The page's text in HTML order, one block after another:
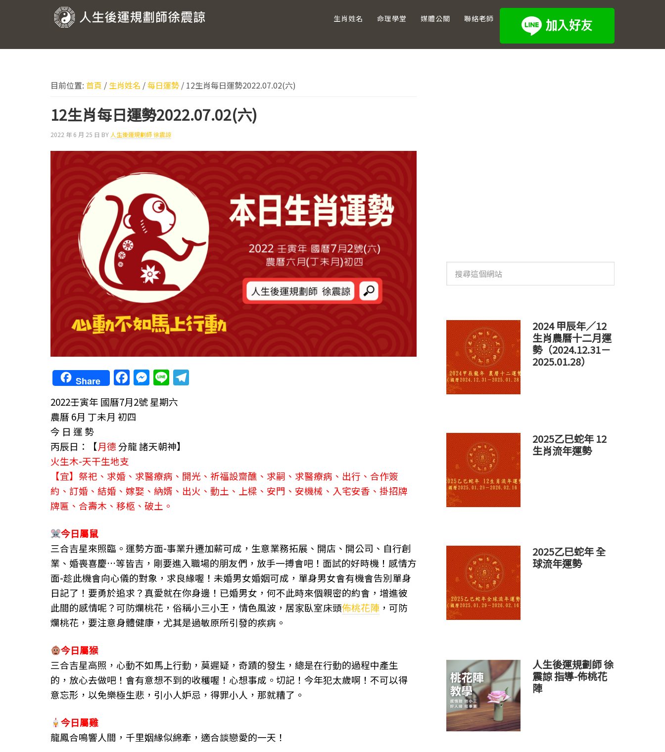
生
運
劃
師
徐
生肖姓名 命理學堂 媒體公關 聯絡老師
目前位置: 首頁 / 生肖姓名 /每日運勢 / 12生肖每日運勢2022.07.02(六)
12生肖每日運勢2022.07.02(六)
2022 年 6 月 25 日 BY 人生後運規劃師 徐震諒
Share F
a
c
e
b
o
o
k
M
e
ss
n
g
er
Li
n
e
2022壬寅年 國曆7月2號 星期六
農曆 6月 丁未月 初四
今 日 運 勢
丙辰日：【月德分龍諸天朝神】
火生木-天干生地支
【宜】祭祀、求婚、求醫療病、開光、祈福設齋醮、求嗣、求醫療病、出行、合作簽
約、訂婚、結婚、嫁娶、納婿、出火、動土、上樑、安門、安機械、入宅安香、掛招牌
牌匾、合壽木、移柩、破土。
今日屬鼠
三合吉星來照臨。 運勢方面-事業升遷加薪可成，生意業務拓展、開店、開公司、自行創
業、婚喪喜慶…等皆吉，剛要進入職場的朋友們，放手一搏會吧！面試的好時機！ 感情方
面-趁此機會向心儀的對象，求良緣喔！未婚男女婚姻可成，單身男女會有機會告別單身
日記了！要勇於追求？真愛就在你身邊！已婚男女，何不此時來個親密的約會，增進彼
此間的感情呢？可防爛桃花，俗稱小三小王，情色風波，居家臥室床頭佈桃花陣 ，可防
爛桃花，要注意身體健康，尤其是過敏原所引發的疾病。
今日屬猴
三合吉星高照，心動不如馬上行動，莫遲疑，奇蹟的發生，總是在行動的過程中產生
的，放心去做吧！會有意想不到的收穫喔！心想事成。切記！今年犯太歲啊！不可以得
意忘形，以免樂極生悲，引小人妒忌，得罪小人，那就糟了。
今日屬雞
龍鳳合鳴響人間，千里姻緣似綿牽，適合談戀愛的一天！
這
站
2024 甲辰年／12
生肖農曆十二月運
勢（2024.12.31－
2025.01.28）
2025乙巳蛇年 12
生肖流年運勢
2025乙巳蛇年 全
球流年運勢
人生後運規劃師 徐
震諒 指導-佈桃花
陣